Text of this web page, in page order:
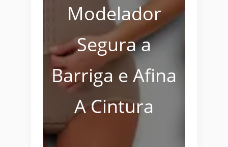
Modelador
Segura a
Barriga e Afina
A Cintura